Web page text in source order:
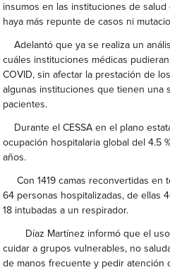
insumos en las instituciones de
haya más repunte de casos ni
Adelantó que ya se realiza un
cuáles instituciones médicas
COVID, sin afectar la prestación de
algunas instituciones que tienen una
pacientes.
Durante el CESSA en el plano
ocupación hospitalaria global del 4.5
años.
Con 1419 camas reconvertidas en
64 personas hospitalizadas, de ellas
18 intubadas a un respirador.
Díaz Martínez informó que el uso
cuidar a grupos vulnerables, no
de manos frecuente y pedir atención